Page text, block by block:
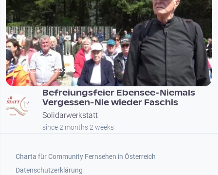
00:25:05
Befreiungsfeier Ebensee-Niemals
Vergessen-Nie wieder Faschis
Solidarwerkstatt
since 2 months 2 weeks
Footer 1
Charta für Community Fernsehen in Österreich
Datenschutzerklärung